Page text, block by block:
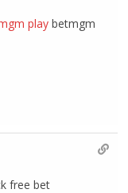
play betmgm
free bet